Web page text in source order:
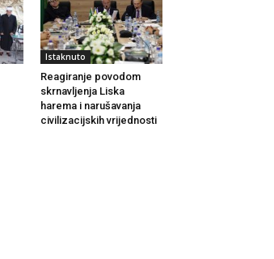
Istaknuto
Reagiranje povodom
skrnavljenja Liska
harema i narušavanja
civilizacijskih vrijednosti